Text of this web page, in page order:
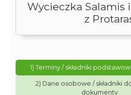
Wycieczka Salamis
z
1) Terminy / składniki
2) Dane osobowe / składniki
dokumenty